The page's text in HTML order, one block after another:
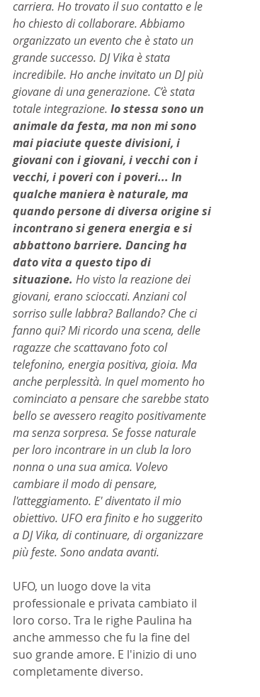
carriera. Ho trovato il suo contatto e le
ho chiesto di collaborare. Abbiamo
organizzato un evento che è stato un
grande successo. DJ Vika è stata
incredibile. Ho anche invitato un DJ più
giovane di una generazione. C’è stata
totale integrazione. Io stessa sono un
animale da festa, ma non mi sono
mai piaciute queste divisioni, i
giovani con i giovani, i vecchi con i
vecchi, i poveri con i poveri... In
qualche maniera è naturale, ma
quando persone di diversa origine si
incontrano si genera energia e si
abbattono barriere. Dancing ha
dato vita a questo tipo di
situazione. Ho visto la reazione dei
giovani, erano scioccati. Anziani col
sorriso sulle labbra? Ballando? Che ci
fanno qui? Mi ricordo una scena, delle
ragazze che scattavano foto col
telefonino, energia positiva, gioia. Ma
anche perplessità. In quel momento ho
cominciato a pensare che sarebbe stato
bello se avessero reagito positivamente
ma senza sorpresa. Se fosse naturale
per loro incontrare in un club la loro
nonna o una sua amica. Volevo
cambiare il modo di pensare,
l'atteggiamento. E' diventato il mio
obiettivo. UFO era finito e ho suggerito
a DJ Vika, di continuare, di organizzare
più feste. Sono andata avanti.
UFO, un luogo dove la vita
professionale e privata cambiato il
loro corso. Tra le righe Paulina ha
anche ammesso che fu la fine del
suo grande amore. E l'inizio di uno
completamente diverso.